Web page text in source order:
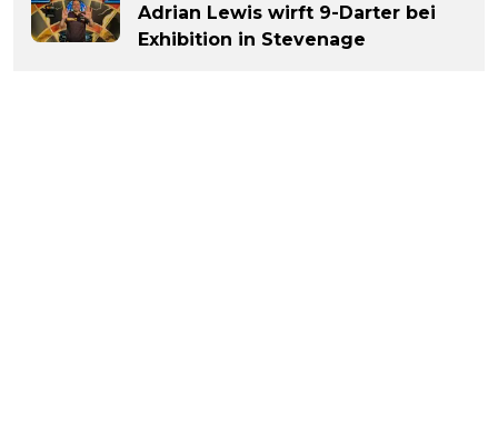
Adrian Lewis wirft 9-Darter bei
Exhibition in Stevenage